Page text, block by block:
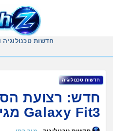
חדשות טכנולוגיה
חדשות טכנולוגיה
חדש: רצועת
Galaxy Fit3 מגיעה לישראל